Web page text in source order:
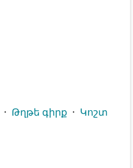
⋅ Թղթե գիրք ⋅ Կոշտ